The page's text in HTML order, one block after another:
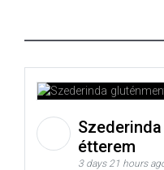
étterem
3 days 21 hours